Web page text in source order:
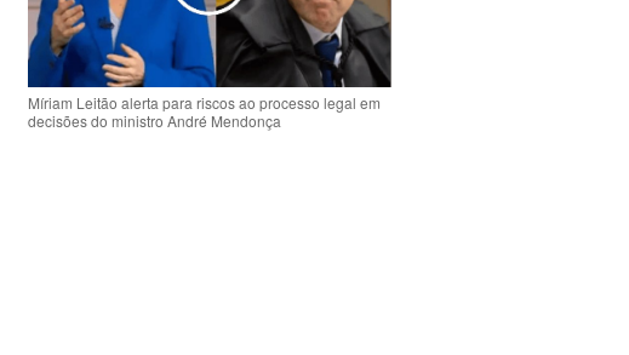
Míriam Leitão alerta para riscos ao processo legal em
decisões do ministro André Mendonça